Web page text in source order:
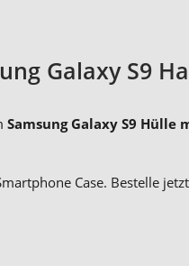
Galaxy S9
Samsung Galaxy S9 Hülle
Case. Bestelle